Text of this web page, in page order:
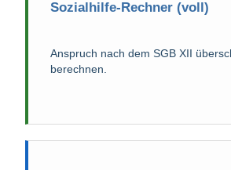
Sozialhilfe-Rechner (voll)
Anspruch nach dem SGB XII
berechnen.